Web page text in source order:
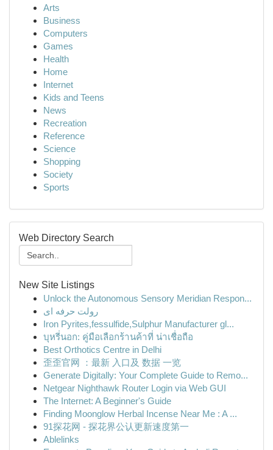
Arts
Business
Computers
Games
Health
Home
Internet
Kids and Teens
News
Recreation
Reference
Science
Shopping
Society
Sports
Web Directory Search
New Site Listings
Unlock the Autonomous Sensory Meridian Respon...
رولت حرفه ای
Iron Pyrites,fessulfide,Sulphur Manufacturer gl...
บุหรี่นอก: คู่มือเลือกร้านค้าที่ น่าเชื่อถือ
Best Orthotics Centre in Delhi
歪歪官网 ：最新 入口及 数据 一览
Generate Digitally: Your Complete Guide to Remo...
Netgear Nighthawk Router Login via Web GUI
The Internet: A Beginner's Guide
Finding Moonglow Herbal Incense Near Me : A ...
91探花网 - 探花界公认更新速度第一
Ablelinks